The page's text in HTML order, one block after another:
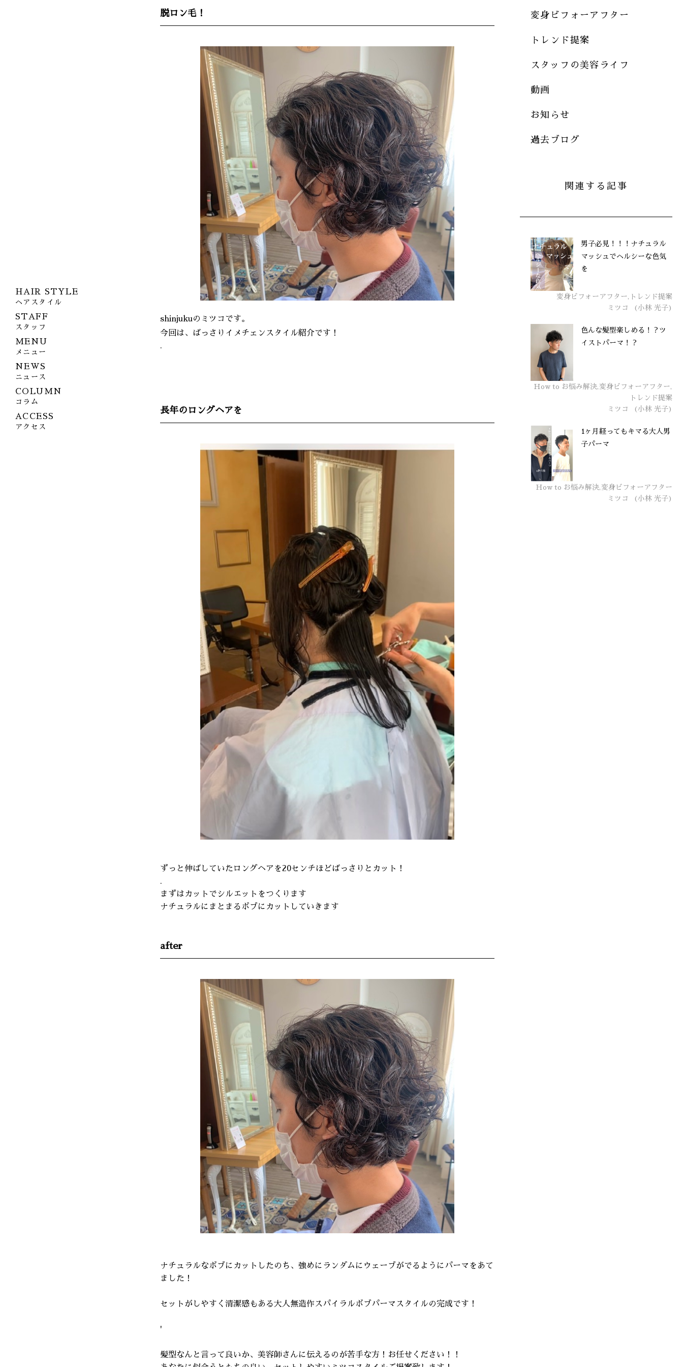
HAIR STYLE
ヘアスタイル
STAFF
スタッフ
MENU
メニュー
NEWS
ニュース
COLUMN
コラム
ACCESS
アクセス
脱ロン毛！
shinjukuのミツコです。
今回は、ばっさりイメチェンスタイル紹介です！
.
長年のロングヘアを
ずっと伸ばしていたロングヘアを20センチほどばっさりとカット！
.
まずはカットでシルエットをつくります
ナチュラルにまとまるボブにカットしていきます
after
ナチュラルなボブにカットしたのち、強めにランダムにウェーブがでるようにパーマをあて
ました！
セットがしやすく清潔感もある大人無造作スパイラルボブパーマスタイルの完成です！
'
髪型なんと言って良いか、美容師さんに伝えるのが苦手な方！お任せください！！
変身ビフォーアフター
トレンド提案
スタッフの美容ライフ
動画
お知らせ
過去ブログ
関連する記事
男子必見！！！ナチュラル
マッシュでヘルシーな色気
を
変身ビフォーアフター,トレンド提案
ミツコ
(小林 光子)
色んな髪型楽しめる！？ツ
イストパーマ！？
How to お悩み解決,変身ビフォーアフター,
トレンド提案
ミツコ
(小林 光子)
1ヶ月経ってもキマる大人男
子パーマ
How to お悩み解決,変身ビフォーアフター
ミツコ
(小林 光子)